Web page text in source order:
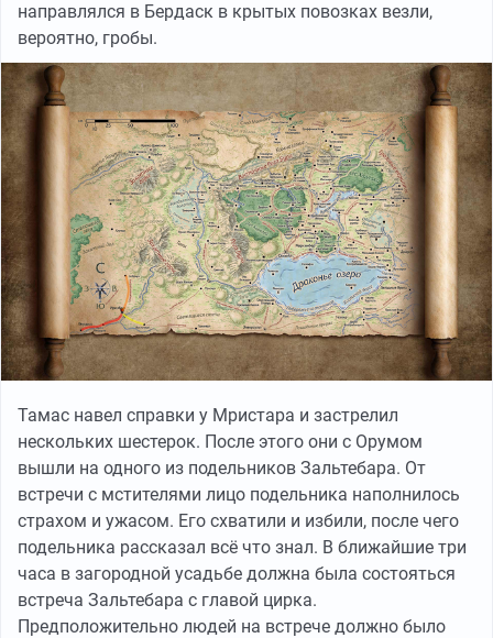
направлялся в Бердаск в крытых повозках везли,
вероятно, гробы.
Тамас навел справки у Мристара и застрелил
нескольких шестерок. После этого они с Орумом
вышли на одного из подельников Зальтебара. От
встречи с мстителями лицо подельника наполнилось
страхом и ужасом. Его схватили и избили, после чего
подельника рассказал всё что знал. В ближайшие три
часа в загородной усадьбе должна была состояться
встреча Зальтебара с главой цирка.
Предположительно людей на встрече должно было